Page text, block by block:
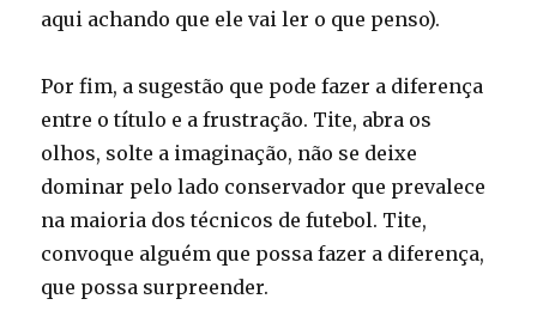
aqui achando que ele vai ler o que penso).
Por fim, a sugestão que pode fazer a diferença
entre o título e a frustração. Tite, abra os
olhos, solte a imaginação, não se deixe
dominar pelo lado conservador que prevalece
na maioria dos técnicos de futebol. Tite,
convoque alguém que possa fazer a diferença,
que possa surpreender.